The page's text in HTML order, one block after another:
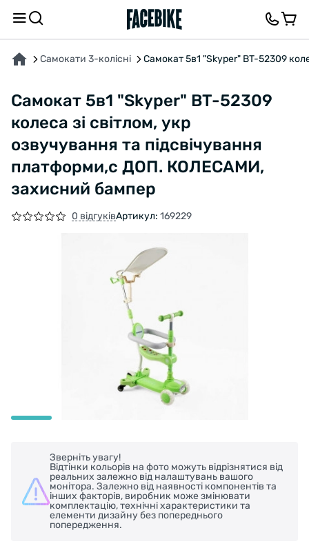
Самокати 3-колісні Самокат 5в1 "Skyper" BT-52309
Самокат 5в1 "Skyper" BT-52309
колеса зі світлом, укр
озвучування та підсвічування
платформи,с ДОП. КОЛЕСАМИ,
захисний бампер
0 відгуківАртикул: 169229
Зверніть увагу!
Відтінки кольорів на фото можуть відрізнятися від
реальних залежно від налаштувань вашого
монітора. Залежно від наявності компонентів та
інших факторів, виробник може змінювати
комплектацію, технічні характеристики та
елементи дизайну без попереднього
попередження.
ПРО ТОВАР ХАРАКТЕРИСТИКИВІДГУКИ ТА ЗАПИТАННЯ